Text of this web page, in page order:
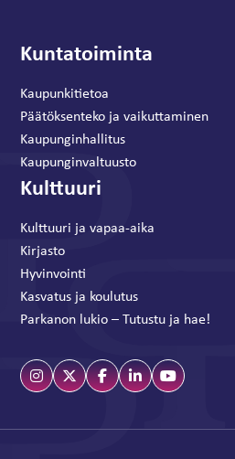
Kuntatoiminta
Kaupunkitietoa
Päätöksenteko ja vaikuttaminen
Kaupunginhallitus
Kaupunginvaltuusto
Kulttuuri
Kulttuuri ja vapaa-aika
Kirjasto
Hyvinvointi
Kasvatus ja koulutus
Parkanon lukio – Tutustu ja hae!